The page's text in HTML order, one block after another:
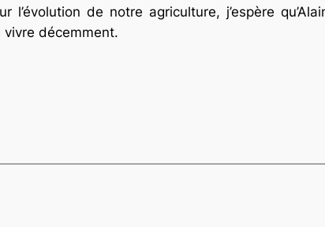
l’évolution de notre agriculture, j’espère
décemment.